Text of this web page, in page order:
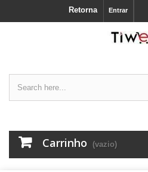
Entrar
Retorna
Carrinho (vazio)